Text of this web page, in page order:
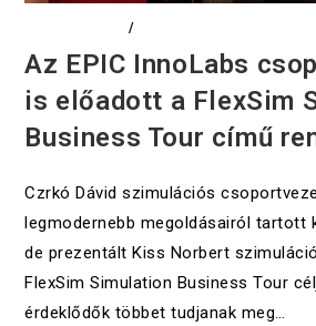
/
Az EPIC InnoLabs
is előadott a FlexSim
Business Tour című
Czrkó Dávid szimulációs
legmodernebb megoldásairól tartott
de prezentált Kiss Norbert
FlexSim Simulation Business Tour
érdeklődők többet tudjanak meg…